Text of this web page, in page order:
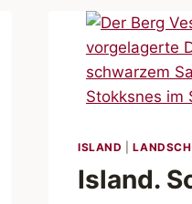
ISLAND |
Island.